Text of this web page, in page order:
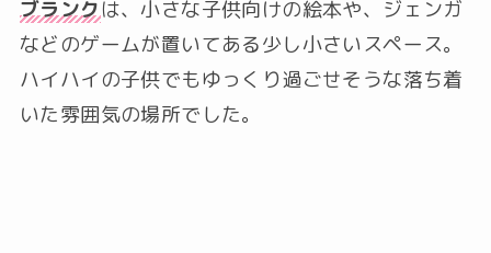
ブランクは、小さな子供向けの絵本や、ジェンガ
などのゲームが置いてある少し小さいスペース。
ハイハイの子供でもゆっくり過ごせそうな落ち着
いた雰囲気の場所でした。